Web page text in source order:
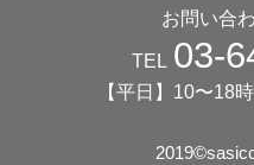
お問い合
TEL 03-
【平日】10〜18